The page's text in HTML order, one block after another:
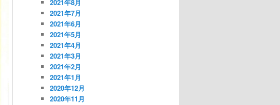
2021年8月
2021年7月
2021年6月
2021年5月
2021年4月
2021年3月
2021年2月
2021年1月
2020年12月
2020年11月